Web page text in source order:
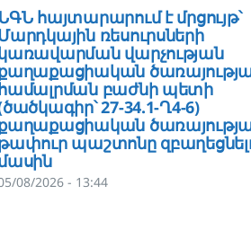
հայտարարում է մրցույթ՝
ռեսուրսների
վարչության
բաժնի պետի
27-34.1-Ղ4-6)
պաշտոնը
08/2026 - 13:44